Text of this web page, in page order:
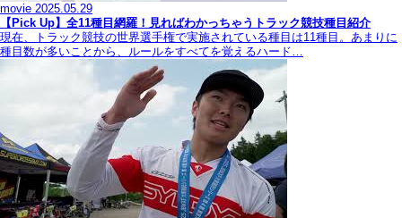
movie 2025.05.29
【Pick Up】全11種目網羅！見ればわかっちゃうトラック競技種目紹介
現在、トラック競技の世界選手権で実施されている種目は11種目。あまりに
種目数が多いことから、ルールをすべてを覚えるハード…